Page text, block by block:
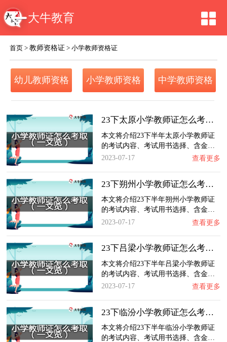
大牛教育
首页 >教师资格证 >小学教师资格证
幼儿教师资格
证
小学教师资格
证
中学教师资格
证
23下太原小学教师证怎么考取？一文览：含金量…
本文将介绍23下半年太原小学教师证
的考试内容、考试用书选择、含金…
2023-07-17
查看更多
23下朔州小学教师证怎么考取？一文览：含金量…
本文将介绍23下半年朔州小学教师证
的考试内容、考试用书选择、含金…
2023-07-17
查看更多
23下吕梁小学教师证怎么考取？一文览：含金量…
本文将介绍23下半年吕梁小学教师证
的考试内容、考试用书选择、含金…
2023-07-17
查看更多
23下临汾小学教师证怎么考取？一文览：含金量…
本文将介绍23下半年临汾小学教师证
的考试内容、考试用书选择、含金…